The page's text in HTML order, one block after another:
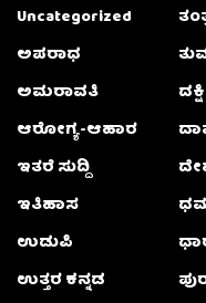
Uncategorized
ಅಪರಾಧ
ಅಮರಾವತಿ
ಆರೋಗ್ಯ-ಆಹಾರ
ಇತರೆ ಸುದ್ದಿ
ಇತಿಹಾಸ
ಉಡುಪಿ
ಉತ್ತರ ಕನ್ನಡ